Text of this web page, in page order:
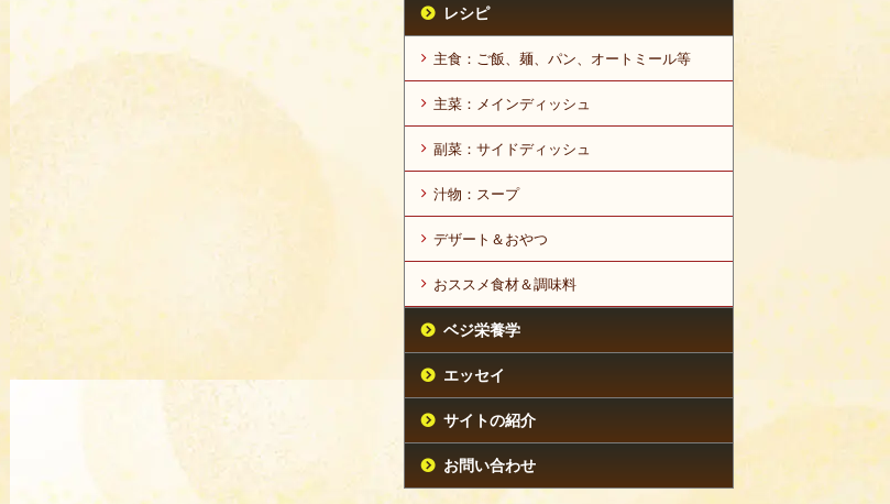
レシピ
主食：ご飯、麺、パン、オートミール等
主菜：メインディッシュ
副菜：サイドディッシュ
汁物：スープ
デザート＆おやつ
おススメ食材＆調味料
ベジ栄養学
エッセイ
サイトの紹介
お問い合わせ